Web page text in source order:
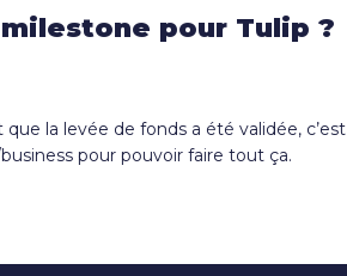
pour Tulip ?
que la levée de fonds a été validée,
pour pouvoir faire tout ça.